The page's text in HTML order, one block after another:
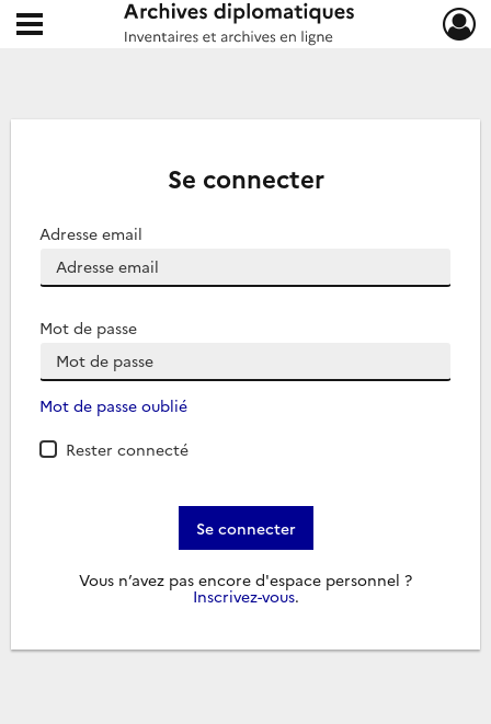
Archives diplomatiques
Ouvrir le menu déroulant
Se connecter
Adresse email
Mot de passe
Mot de passe oublié
Rester connecté
Se connecter
Vous n’avez pas encore d'espace personnel ?
Inscrivez-vous.